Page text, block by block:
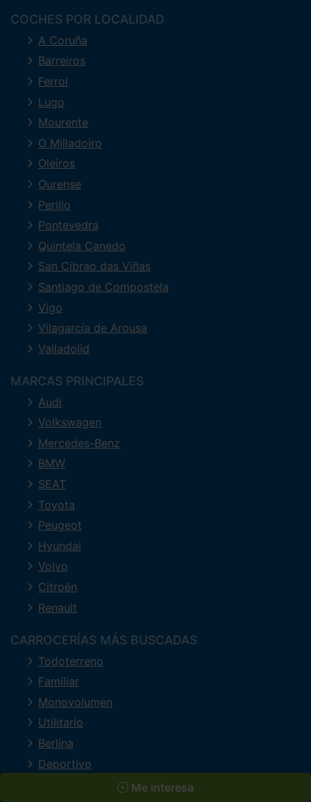
Me interesa
COCHES POR LOCALIDAD
A Coruña
Barreiros
Ferrol
Lugo
Mourente
O Milladoiro
Oleiros
Ourense
Perillo
Pontevedra
Quintela Canedo
San Cibrao das Viñas
Santiago de Compostela
Vigo
Vilagarcía de Arousa
Valladolid
MARCAS PRINCIPALES
Audi
Volkswagen
Mercedes-Benz
BMW
SEAT
Toyota
Peugeot
Hyundai
Volvo
Citroën
Renault
CARROCERÍAS MÁS BUSCADAS
Todoterreno
Familiar
Monovolumen
Utilitario
Berlina
Deportivo